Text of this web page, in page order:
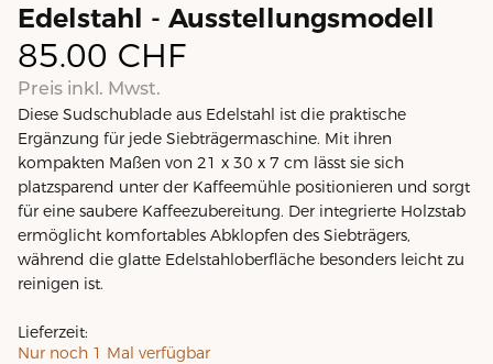
Edelstahl - Ausstellungsmodell
85.00 CHF
Preis inkl. Mwst.
Diese Sudschublade aus Edelstahl ist die praktische
Ergänzung für jede Siebträgermaschine. Mit ihren
kompakten Maßen von 21 x 30 x 7 cm lässt sie sich
platzsparend unter der Kaffeemühle positionieren und sorgt
für eine saubere Kaffeezubereitung. Der integrierte Holzstab
ermöglicht komfortables Abklopfen des Siebträgers,
während die glatte Edelstahloberfläche besonders leicht zu
reinigen ist.
Lieferzeit:
Nur noch 1 Mal verfügbar